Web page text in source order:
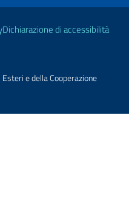
Dichiarazione di accessibilità
e della Cooperazione